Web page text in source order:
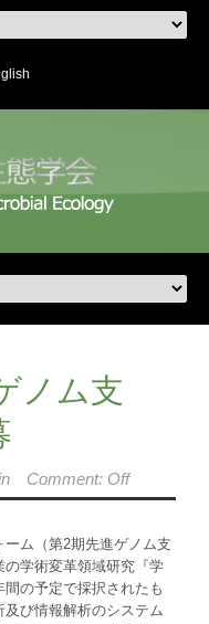
ノム支
Comment: Off
ーム（第2期先進ゲノム支
学術変革領域研究『学
の予定で採択されたも
び情報解析のシステム